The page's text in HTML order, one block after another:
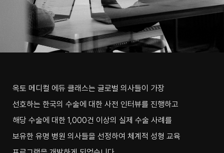
옥토 메디컬 에듀 클래스는 글로벌 의사들이 가장
선호하는 한국의 수술에 대한 사전 인터뷰를 진행하고
해당 수술에 대한 1,000건 이상의 실제 수술 사례를
보유한 유명 병원 의사들을 선정하여 체계적 성형 교육